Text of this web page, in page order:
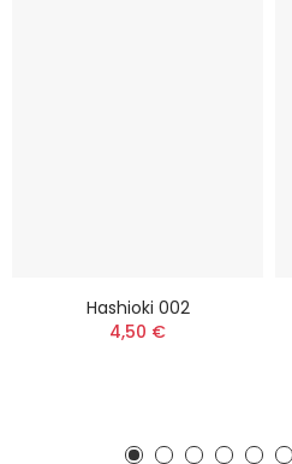
Hashioki 002
4,50 €